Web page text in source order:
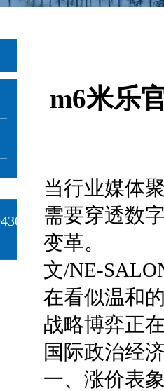
m6米乐
当行业媒体
需要穿透数
变革。
文/NE-
在看似温和
战略博弈正
国际政治经
一、涨价表